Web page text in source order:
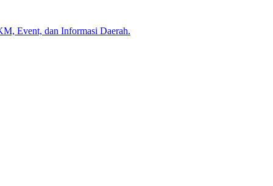
Event, dan Informasi Daerah.